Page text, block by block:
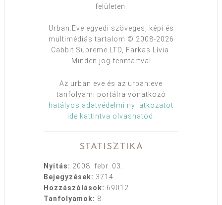
felületen.
Urban:Eve egyedi szöveges, képi és
multimédiás tartalom © 2008-2026
Cabbit Supreme LTD, Farkas Lívia.
Minden jog fenntartva!
Az urban:eve és az urban:eve
tanfolyami portálra vonatkozó
hatályos adatvédelmi nyilatkozatot
ide kattintva olvashatod
STATISZTIKA
Nyitás: 2008. febr. 03.
Bejegyzések: 3714
Hozzászólások: 69012
Tanfolyamok: 8